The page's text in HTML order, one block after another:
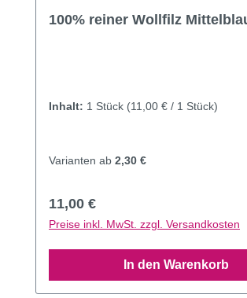
100% reiner Wollfilz
Inhalt: 1 Stück (11,00 € / 1 Stück)
Varianten ab 2,30 €
Regulärer Preis:
11,00 €
Preise inkl. MwSt. zzgl. Versandkosten
In den Warenkorb